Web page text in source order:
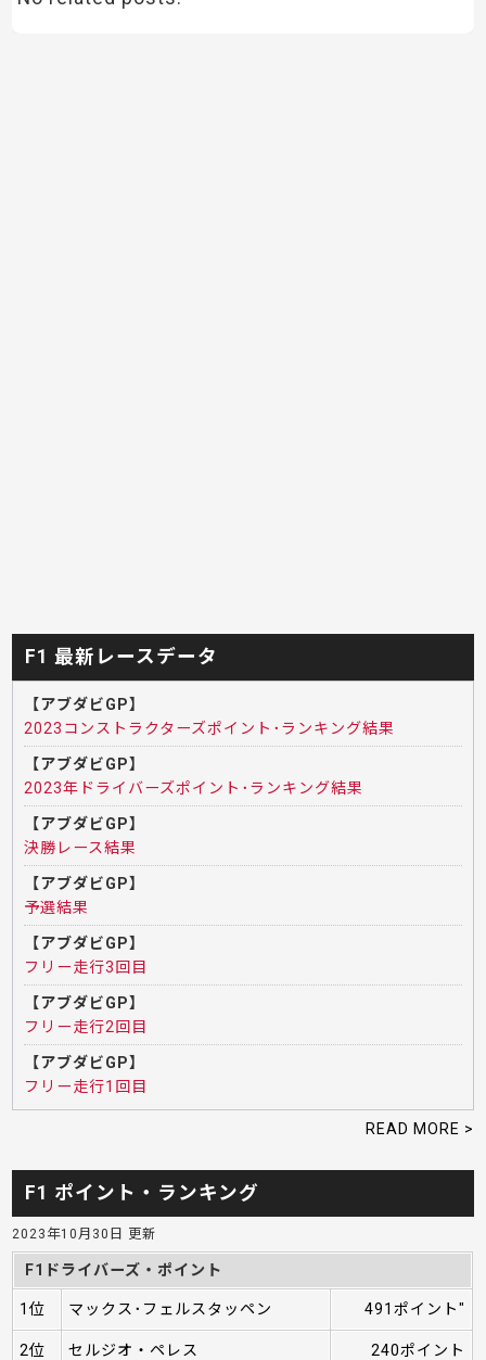
F1 最新レースデータ
【アブダビGP】
2023コンストラクターズポイント･ランキング結果
【アブダビGP】
2023年ドライバーズポイント･ランキング結果
【アブダビGP】
決勝レース結果
【アブダビGP】
予選結果
【アブダビGP】
フリー走行3回目
【アブダビGP】
フリー走行2回目
【アブダビGP】
フリー走行1回目
READ MORE >
F1 ポイント・ランキング
2023年10月30日 更新
F1ドライバーズ・ポイント
1位 マックス･フェルスタッペン 491ポイント"
2位 セルジオ・ペレス 240ポイント